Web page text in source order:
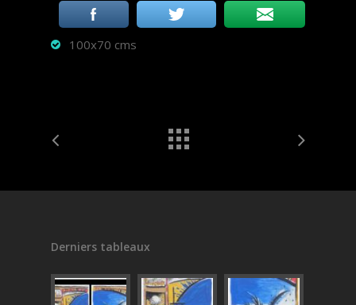
100x70 cms
Derniers tableaux